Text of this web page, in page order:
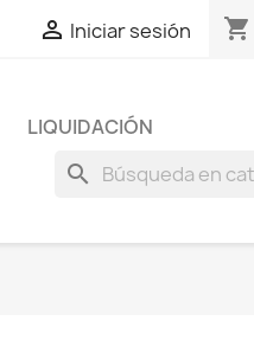
 Iniciar sesión shopping_cart
LIQUIDACIÓN
search